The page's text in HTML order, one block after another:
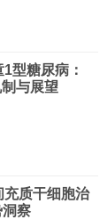
型糖尿病：
与展望
充质干细胞治
察